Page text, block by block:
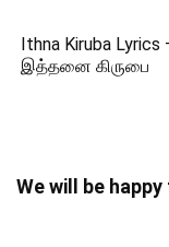
Ithna Kiruba Lyrics
இத்தனை கிருபை
We will be